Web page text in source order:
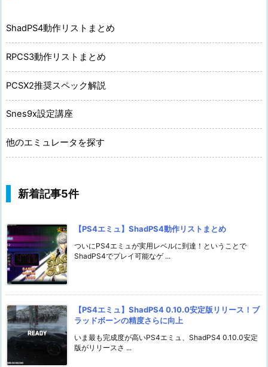
ShadPS4動作リストまとめ
RPCS3動作リストまとめ
PCSX2推奨スペック解説
Snes9x設定講座
他のエミュレータを探す
新着記事5件
【PS4エミュ】ShadPS4動作リストまとめ
ついにPS4エミュが実用レベルに到達！ということで
ShadPS4でプレイ可能なゲ ...
【PS4エミュ】ShadPS4 0.10.0安定版リリース！ブ
ラッドボーンの精度さらに向上
いま最も完成度が高いPS4エミュ、ShadPS4 0.10.0安定
版がリリースさ ...